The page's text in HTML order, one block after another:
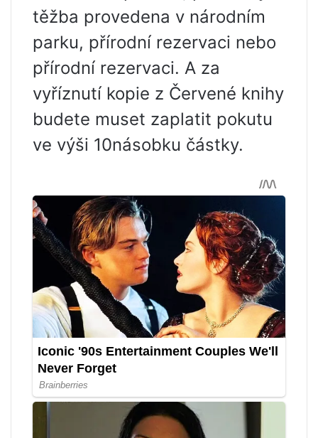
těžba provedena v národním
parku, přírodní rezervaci nebo
přírodní rezervaci. A za
vyříznutí kopie z Červené knihy
budete muset zaplatit pokutu
ve výši 10násobku částky.